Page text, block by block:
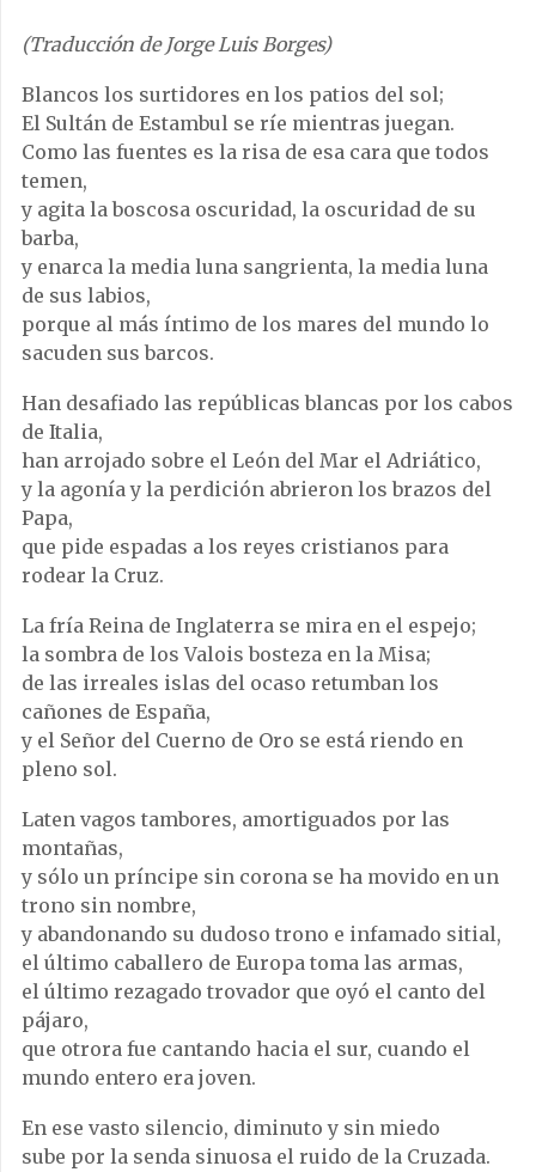
(Traducción de Jorge Luis Borges)
Blancos los surtidores en los patios del sol;
El Sultán de Estambul se ríe mientras juegan.
Como las fuentes es la risa de esa cara que todos
temen,
y agita la boscosa oscuridad, la oscuridad de su
barba,
y enarca la media luna sangrienta, la media luna
de sus labios,
porque al más íntimo de los mares del mundo lo
sacuden sus barcos.
Han desafiado las repúblicas blancas por los cabos
de Italia,
han arrojado sobre el León del Mar el Adriático,
y la agonía y la perdición abrieron los brazos del
Papa,
que pide espadas a los reyes cristianos para
rodear la Cruz.
La fría Reina de Inglaterra se mira en el espejo;
la sombra de los Valois bosteza en la Misa;
de las irreales islas del ocaso retumban los
cañones de España,
y el Señor del Cuerno de Oro se está riendo en
pleno sol.
Laten vagos tambores, amortiguados por las
montañas,
y sólo un príncipe sin corona se ha movido en un
trono sin nombre,
y abandonando su dudoso trono e infamado sitial,
el último caballero de Europa toma las armas,
el último rezagado trovador que oyó el canto del
pájaro,
que otrora fue cantando hacia el sur, cuando el
mundo entero era joven.
En ese vasto silencio, diminuto y sin miedo
sube por la senda sinuosa el ruido de la Cruzada.